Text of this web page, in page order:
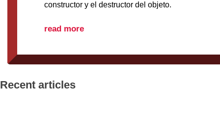
constructor y el destructor del objeto.
read more
Recent articles